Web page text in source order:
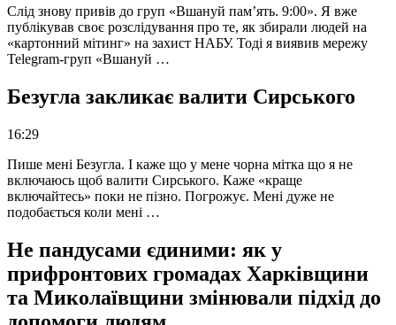
Слід знову привів до груп «Вшануй пам’ять. 9:00». Я вже
публікував своє розслідування про те, як збирали людей на
«картонний мітинг» на захист НАБУ. Тоді я виявив мережу
Telegram-груп «Вшануй …
Безугла закликає валити Сирського
16:29
Пише мені Безугла. І каже що у мене чорна мітка що я не
включаюсь щоб валити Сирського. Каже «краще
включайтесь» поки не пізно. Погрожує. Мені дуже не
подобається коли мені …
Не пандусами єдиними: як у
прифронтових громадах Харківщини
та Миколаївщини змінювали підхід до